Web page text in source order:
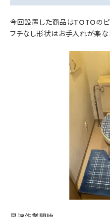
今回設置した商品はTOTOのピ
フチなし形状はお手入れが楽な